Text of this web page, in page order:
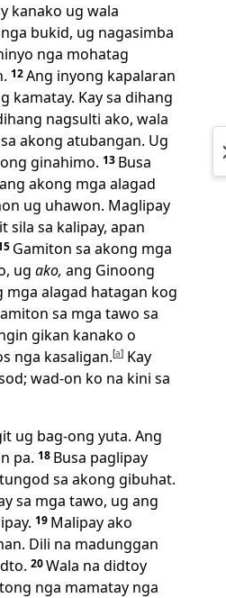
kanako ug wala
bukid, ug nagasimba
nga mohatag
12Ang inyong kapalaran
kamatay. Kay sa dihang
nagsulti ako, wala
akong atubangan. Ug
ginahimo. 13 Busa
akong mga alagad
ug uhawon. Maglipay
sila sa kalipay, apan
Gamiton sa akong mga
ug ako, ang Ginoong
mga alagad hatagan kog
sa mga tawo sa
gikan kanako o
nga kasaligan.[a] Kay
wad-on ko na kini sa
ug bag-ong yuta. Ang
pa. 18 Busa paglipay
sa akong gibuhat.
sa mga tawo, ug ang
19 Malipay ako
Dili na madunggan
20Wala na didtoy
nga mamatay nga